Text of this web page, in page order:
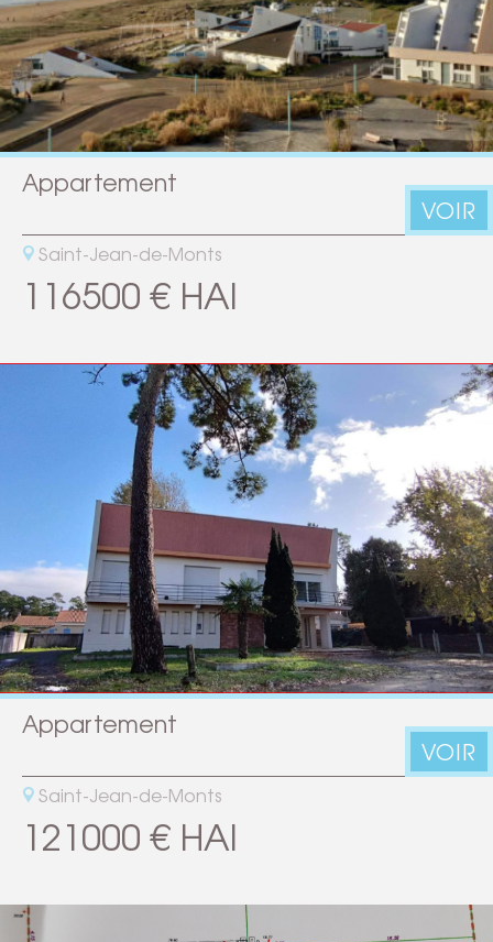
VOIR
Appartement
Saint-Jean-de-Monts
116500 € HAI
VOIR
Appartement
Saint-Jean-de-Monts
121000 € HAI